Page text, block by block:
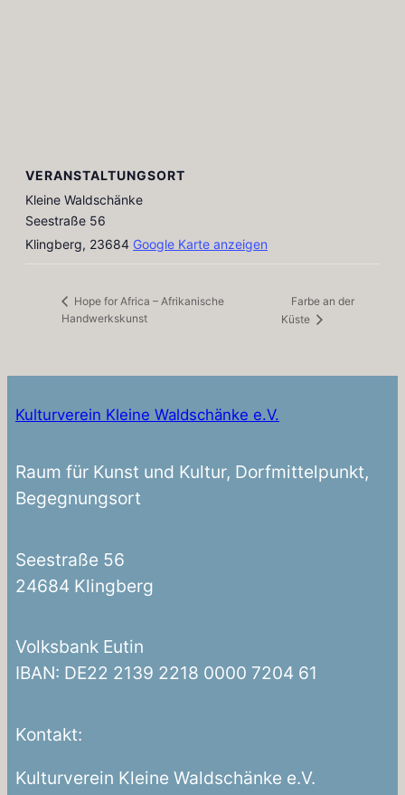
VERANSTALTUNGSORT
Kleine Waldschänke
Seestraße 56
Klingberg, 23684 Google Karte anzeigen
Hope for Africa – Afrikanische
Handwerkskunst
Farbe an der
Küste
Kulturverein Kleine Waldschänke e.V.
Raum für Kunst und Kultur, Dorfmittelpunkt,
Begegnungsort
Seestraße 56
24684 Klingberg
Volksbank Eutin
IBAN: DE22 2139 2218 0000 7204 61
Kontakt:
Kulturverein Kleine Waldschänke e.V.